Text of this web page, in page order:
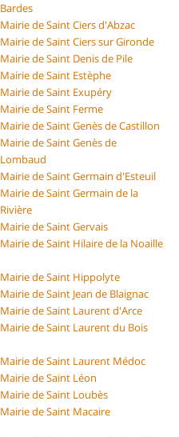
Bardes
Mairie de Saint Ciers d'Abzac
Mairie de Saint Ciers sur Gironde
Mairie de Saint Denis de Pile
Mairie de Saint Estèphe
Mairie de Saint Exupéry
Mairie de Saint Ferme
Mairie de Saint Genès de Castillon
Mairie de Saint Genès de
Lombaud
Mairie de Saint Germain d'Esteuil
Mairie de Saint Germain de la
Rivière
Mairie de Saint Gervais
Mairie de Saint Hilaire de la Noaille
Mairie de Saint Hippolyte
Mairie de Saint Jean de Blaignac
Mairie de Saint Laurent d'Arce
Mairie de Saint Laurent du Bois
Mairie de Saint Laurent Médoc
Mairie de Saint Léon
Mairie de Saint Loubès
Mairie de Saint Macaire